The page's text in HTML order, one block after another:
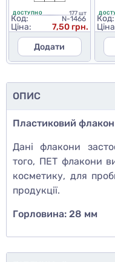
ДОСТУПНО 177 шт
Код: N-1466
Ціна:
7,50 грн.
Додати
Код:
ОПИС
Пластиковий
Дані флакони
того, ПЕТ флакони
косметику, для
продукції.
Горловина: 28 мм